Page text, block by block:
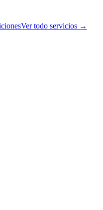
Ver todo servicios →